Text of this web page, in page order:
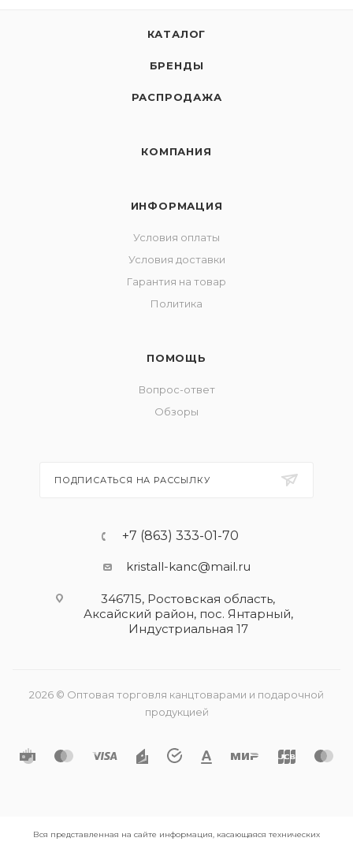
КАТАЛОГ
БРЕНДЫ
РАСПРОДАЖА
КОМПАНИЯ
ИНФОРМАЦИЯ
Условия оплаты
Условия доставки
Гарантия на товар
Политика
ПОМОЩЬ
Вопрос-ответ
Обзоры
ПОДПИСАТЬСЯ НА РАССЫЛКУ
+7 (863) 333-01-70
kristall-kanc@mail.ru
346715, Ростовская область​,
Аксайский район, пос. Янтарный,
Индустриальная 17
2026 © Оптовая торговля канцтоварами и подарочной
продукцией
Вся представленная на сайте информация, касающаяся технических